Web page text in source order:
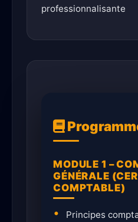
professionnalisante
MODULE 1 –
GÉNÉRALE
COMPTABLE)
Principes